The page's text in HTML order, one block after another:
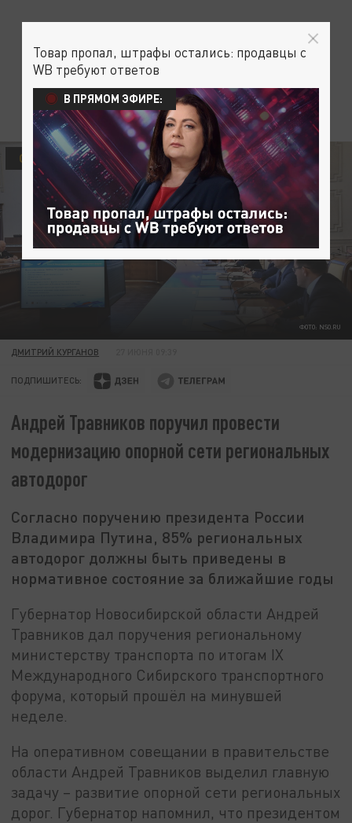
ФОТО: NSO.RU
ОБЩЕСТВО ЭКОНОМИКА
ДМИТРИЙ КУРГАНОВ
ПОДПИШИТЕСЬ:
Андрей Травников поручил провести
модернизацию опорной сети региональных
автодорог
Согласно поручению президента России
Владимира Путина, 85% региональных
автодорог должны быть приведены в
нормативное состояние за ближайшие годы
Губернатор Новосибирской области Андрей
Травников дал поручения региональному
министерству транспорта по итогам IX
Международного Сибирского транспортного
форума, который прошёл на минувшей
неделе.
На оперативном совещании в правительстве
области Андрей Травников выделил главную
задачу – развитие опорной сети региональных
дорог. Губернатор напомнил, что президентом
Товар пропал, штрафы остались: продавцы с
WB требуют ответов
В ПРЯМОМ ЭФИРЕ: